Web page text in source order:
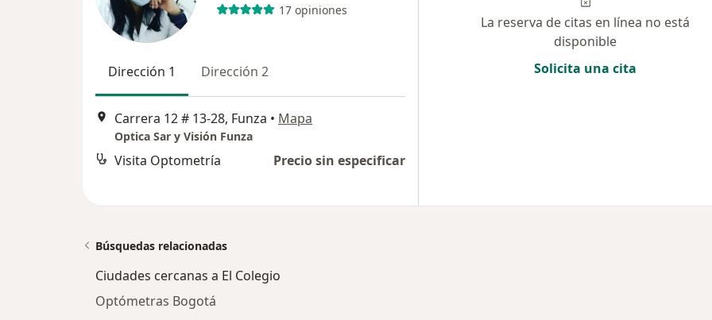
17 opiniones
Dirección 1 Dirección 2
Carrera 12 # 13-28, Funza • Mapa
Optica Sar y Visión Funza
Visita Optometría Precio sin especificar
La reserva de citas en línea no está
disponible
Solicita una cita
Búsquedas relacionadas
Ciudades cercanas a El Colegio
Optómetras Bogotá